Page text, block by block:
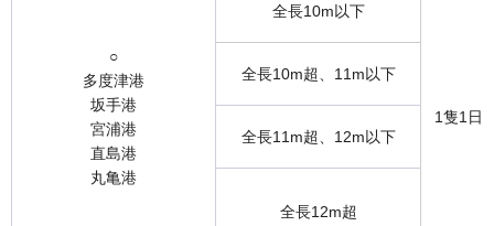
○
多度津港
坂手港
宮浦港
直島港
丸亀港
全長10m以下
1隻1日
全長10m超、11m以下
全長11m超、12m以下
全長12m超